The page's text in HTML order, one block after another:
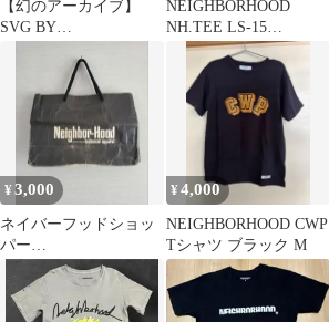
【幻のアーカイブ】
SVG BY
NEIGHBORHOOD
NH.TEE LS-15
242PCNH-LT15
¥3,000
ネイバーフッドショッ
パー
☆NEIGHBORHOOD☆
おしゃれ☆大人気☆送
料無料☆
¥4,000
NEIGHBORHOOD CWP
Tシャツ ブラック M